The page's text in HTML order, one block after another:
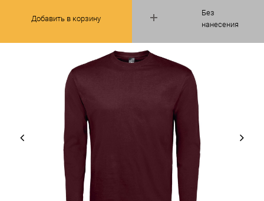
Без
нанесения
Добавить в корзину